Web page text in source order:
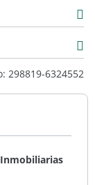
298819-6324552